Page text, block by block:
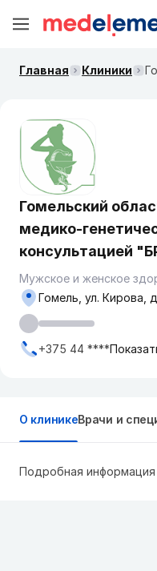
Главная Клиники
Гомельский
медико-
консультацией
Мужское и женское
Гомель, ул. Кирова,
+375 44 ****
О клиникеВрачи и
Подробная информация